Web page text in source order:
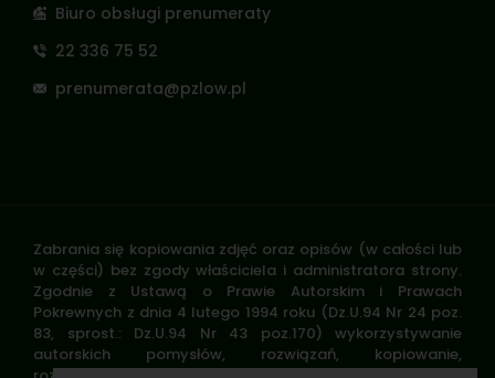
Biuro obsługi prenumeraty
22 336 75 52
prenumerata@pzlow.pl
Zabrania się kopiowania zdjęć oraz opisów (w całości lub
w części) bez zgody właściciela i administratora strony.
Zgodnie z Ustawą o Prawie Autorskim i Prawach
Pokrewnych z dnia 4 lutego 1994 roku (Dz.U.94 Nr 24 poz.
83, sprost.: Dz.U.94 Nr 43 poz.170) wykorzystywanie
autorskich pomysłów, rozwiązań, kopiowanie,